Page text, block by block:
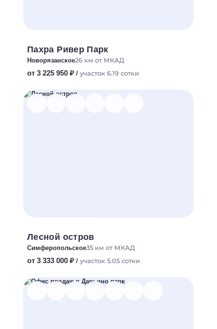
Пахра Ривер Парк
Новорязанское26 км от МКАД
от 3 225 950 ₽ / участок 6.19 сотки
Лесной остров
Симферопольское35 км от МКАД
от 3 333 000 ₽ / участок 5.05 сотки